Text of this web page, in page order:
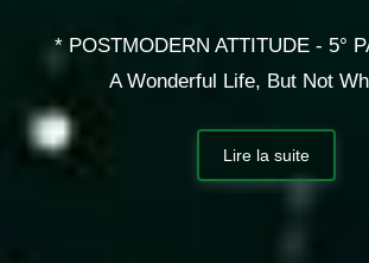
* POSTMODERN ATTITUDE - 5°
A Wonderful Life, But Not
Lire la suite